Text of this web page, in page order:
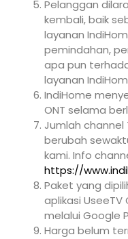
Pelanggan
kembali, baik
layanan
pemindahan,
apa pun
layanan
IndiHome
ONT selama
Jumlah
berubah
kami. Info
https://
Paket yang
aplikasi
melalui Google
Harga belum